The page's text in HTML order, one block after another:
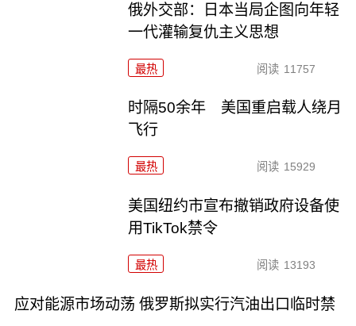
俄外交部：日本当局企图向年轻
一代灌输复仇主义思想
最热 阅读 11757
时隔50余年 美国重启载人绕月
飞行
最热 阅读 15929
美国纽约市宣布撤销政府设备使
用TikTok禁令
最热 阅读 13193
应对能源市场动荡 俄罗斯拟实行汽油出口临时禁